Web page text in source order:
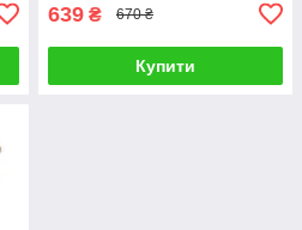
639 ₴ 670 ₴
Купити